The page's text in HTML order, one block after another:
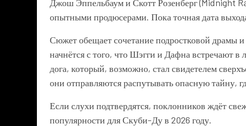
Джош Эппельбаум и Скотт Розенберг (Midnight
опытными продюсерами. Пока точная дата
Сюжет обещает сочетание подростковой драмы
начнётся с того, что Шэгги и Дафна встречают
дога, который, возможно, стал свидетелем
они отправляются распутывать опасную тайну,
Если слухи подтвердятся, поклонников ждёт
популярности для Скуби-Ду в 2026 году.